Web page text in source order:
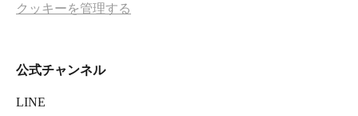
クッキーを管理する
公式チャンネル
LINE